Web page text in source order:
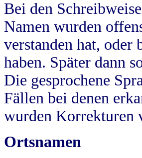
Bei den
Namen wurden
verstanden hat, oder
haben. Später dann
Die gesprochene
Fällen bei denen
wurden Korrekturen
Ortsnamen